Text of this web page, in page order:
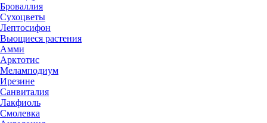
Броваллия
Сухоцветы
Лептосифон
Вьющиеся растения
Амми
Арктотис
Меламподиум
Ирезине
Санвиталия
Лакфиоль
Смолевка